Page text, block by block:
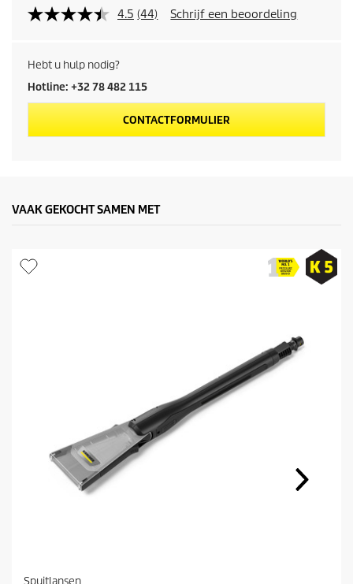
c
t
p
r
s
4.5 (44) Schrijf een beoordeling
Hebt u hulp nodig?
Hotline: +32 78 482 115
CONTACTFORMULIER
VAAK GEKOCHT SAMEN MET